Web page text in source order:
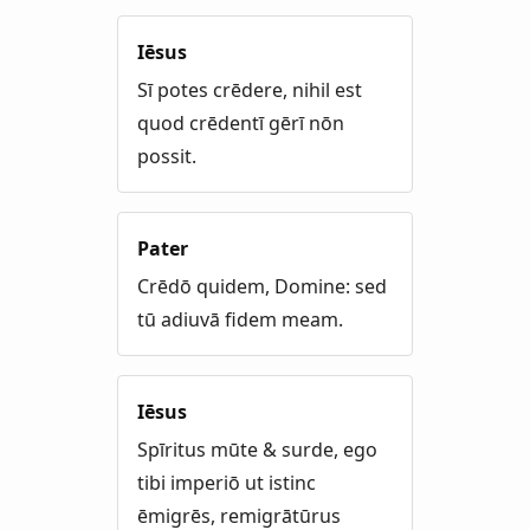
Iēsus
Sī potes crēdere, nihil est
quod crēdentī gērī nōn
possit.
Pater
Crēdō quidem, Domine: sed
tū adiuvā fidem meam.
Iēsus
Spīritus mūte & surde, ego
tibi imperiō ut istinc
ēmigrēs, remigrātūrus